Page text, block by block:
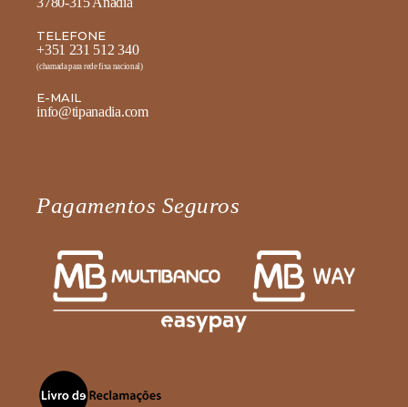
TELEFONE
+351 231 512 340
(chamada para rede fixa nacional)
E-MAIL
info@tipanadia.com
Pagamentos Seguros